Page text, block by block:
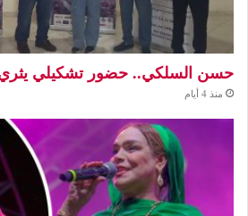
حسن السلكي.. حضور تشكيلي
منذ 4 أيام